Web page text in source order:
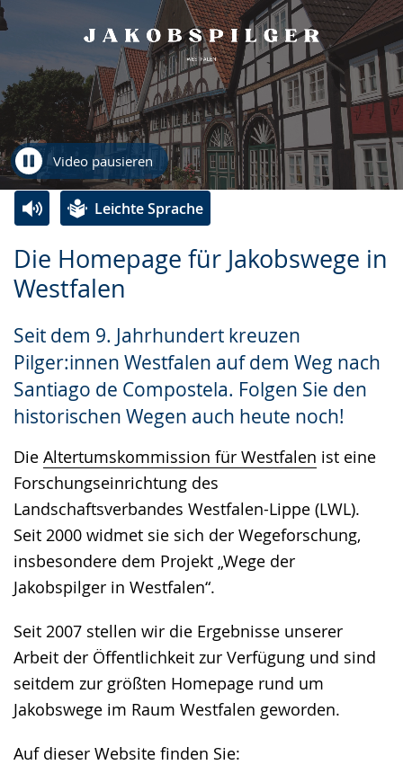
Video pausieren
Die Homepage für Jakobswege in
Westfalen
Seit dem 9. Jahrhundert kreuzen
Pilger:innen Westfalen auf dem Weg nach
Santiago de Compostela. Folgen Sie den
historischen Wegen auch heute noch!
Die Altertumskommission für Westfalen ist eine
Forschungseinrichtung des
Landschaftsverbandes Westfalen-Lippe (LWL).
Seit 2000 widmet sie sich der Wegeforschung,
insbesondere dem Projekt „Wege der
Jakobspilger in Westfalen“.
Seit 2007 stellen wir die Ergebnisse unserer
Arbeit der Öffentlichkeit zur Verfügung und sind
seitdem zur größten Homepage rund um
Jakobswege im Raum Westfalen geworden.
Auf dieser Website finden Sie:
Leichte Sprache
Leichten
Sprache
Audio-
Unterstützung.
Video
in
Gebärdensprache
wird
angezeigt.